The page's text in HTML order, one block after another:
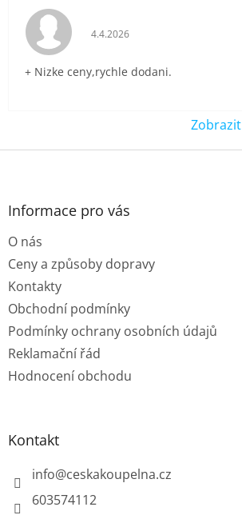
Hodnocení obchodu je 5 z 5
4.4.2026
+ Nizke ceny,rychle dodani.
Z
Informace pro vás
O nás
Ceny a způsoby dopravy
Kontakty
Obchodní podmínky
Podmínky ochrany osobních údajů
Reklamační řád
Hodnocení obchodu
Kontakt
info@ceskakoupelna.cz
603574112